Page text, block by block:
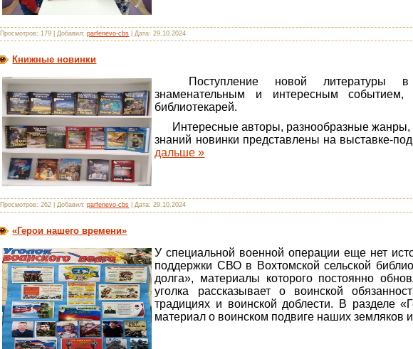
Просмотров: 179 | Добавил:parfenevo-cbs | Дата:29.10.2024
Книжные новинки
Поступление новой литературы в
знаменательным и интересным
библиотекарей.
Интересные авторы, разнообразные жанры,
знаний новинки представлены на выставке-
дальше »
Просмотров: 262 | Добавил:parfenevo-cbs | Дата:29.10.2024
«Герои нашего времени»
У специальной военной операции еще нет
поддержки СВО в Вохтомской сельской
долга», материалы которого постоянно
уголка рассказывает о воинской
традициях и воинской доблести. В разделе
материал о воинском подвиге наших земляков и